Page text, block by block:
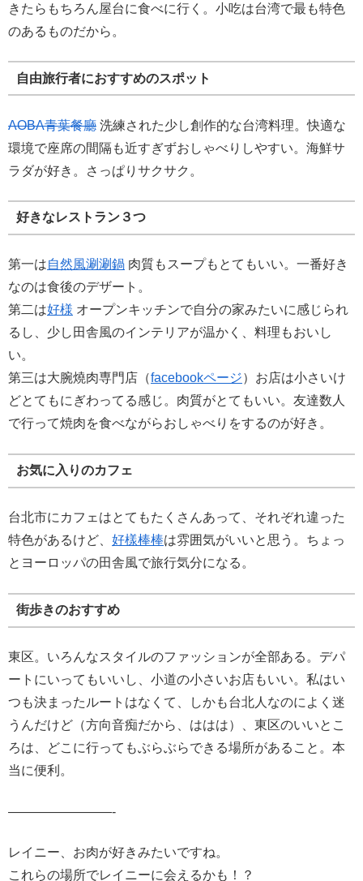
きたらもちろん屋台に食べに行く。小吃は台湾で最も特色
のあるものだから。
自由旅行者におすすめのスポット
AOBA青葉餐廳 洗練された少し創作的な台湾料理。快適な
環境で座席の間隔も近すぎずおしゃべりしやすい。海鮮サ
ラダが好き。さっぱりサクサク。
好きなレストラン３つ
第一は自然風涮涮鍋 肉質もスープもとてもいい。一番好き
なのは食後のデザート。
第二は好様 オープンキッチンで自分の家みたいに感じられ
るし、少し田舎風のインテリアが温かく、料理もおいし
い。
第三は大腕燒肉専門店（facebookページ）お店は小さいけ
どとてもにぎわってる感じ。肉質がとてもいい。友達数人
で行って焼肉を食べながらおしゃべりをするのが好き。
お気に入りのカフェ
台北市にカフェはとてもたくさんあって、それぞれ違った
特色があるけど、 好樣棒棒は雰囲気がいいと思う。ちょっ
とヨーロッパの田舎風で旅行気分になる。
街歩きのおすすめ
東区。いろんなスタイルのファッションが全部ある。デパ
ートにいってもいいし、小道の小さいお店もいい。私はい
つも決まったルートはなくて、しかも台北人なのによく迷
うんだけど（方向音痴だから、ははは）、東区のいいとこ
ろは、どこに行ってもぶらぶらできる場所があること。本
当に便利。
————————-
レイニー、お肉が好きみたいですね。
これらの場所でレイニーに会えるかも！？